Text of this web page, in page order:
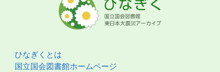
ひなぎくとは
国立国会図書館ホームページ